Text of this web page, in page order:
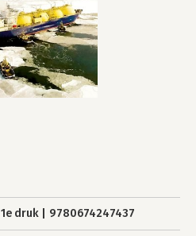
1e druk 9780674247437